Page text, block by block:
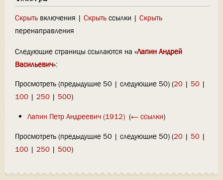
Скрыть включения | Скрыть ссылки | Скрыть
перенаправления
Следующие страницы ссылаются на «Лапин Андрей
Васильевич»:
Просмотреть (предыдущие 50 | следующие 50) (20 | 50 |
100 | 250 | 500)
Лапин Петр Андреевич (1912)‎ (← ссылки)
Просмотреть (предыдущие 50 | следующие 50) (20 | 50 |
100 | 250 | 500)